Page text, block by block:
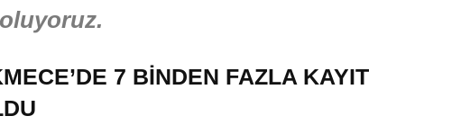
7 BİNDEN FAZLA KAYIT